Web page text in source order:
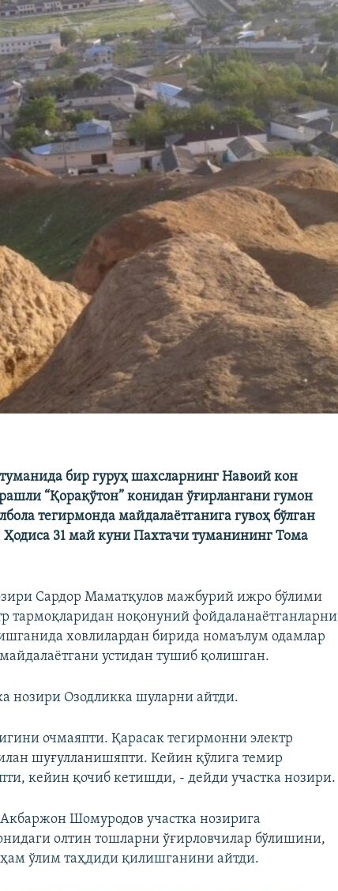
бир гуруҳ шахсларнинг Навоий кон
“Қорақўтон” конидан ўғирлангани гумон
тегирмонда майдалаётганига гувоҳ бўлган
Ҳодиса 31 май куни Пахтачи туманининг Тома
Сардор Маматқулов мажбурий ижро бўлими
тармоқларидан ноқонуний фойдаланаётганларни
ховлилардан бирида номаълум одамлар
устидан тушиб қолишган.
нозири Озодликка шуларни айтди.
очмаяпти. Қарасак тегирмонни электр
шуғулланишяпти. Кейин қўлига темир
кейин қочиб кетишди, - дейди участка нозири.
Шомуродов участка нозирига
олтин тошларни ўғирловчилар бўлишини,
ҳам ўлим таҳдиди қилишганини айтди.